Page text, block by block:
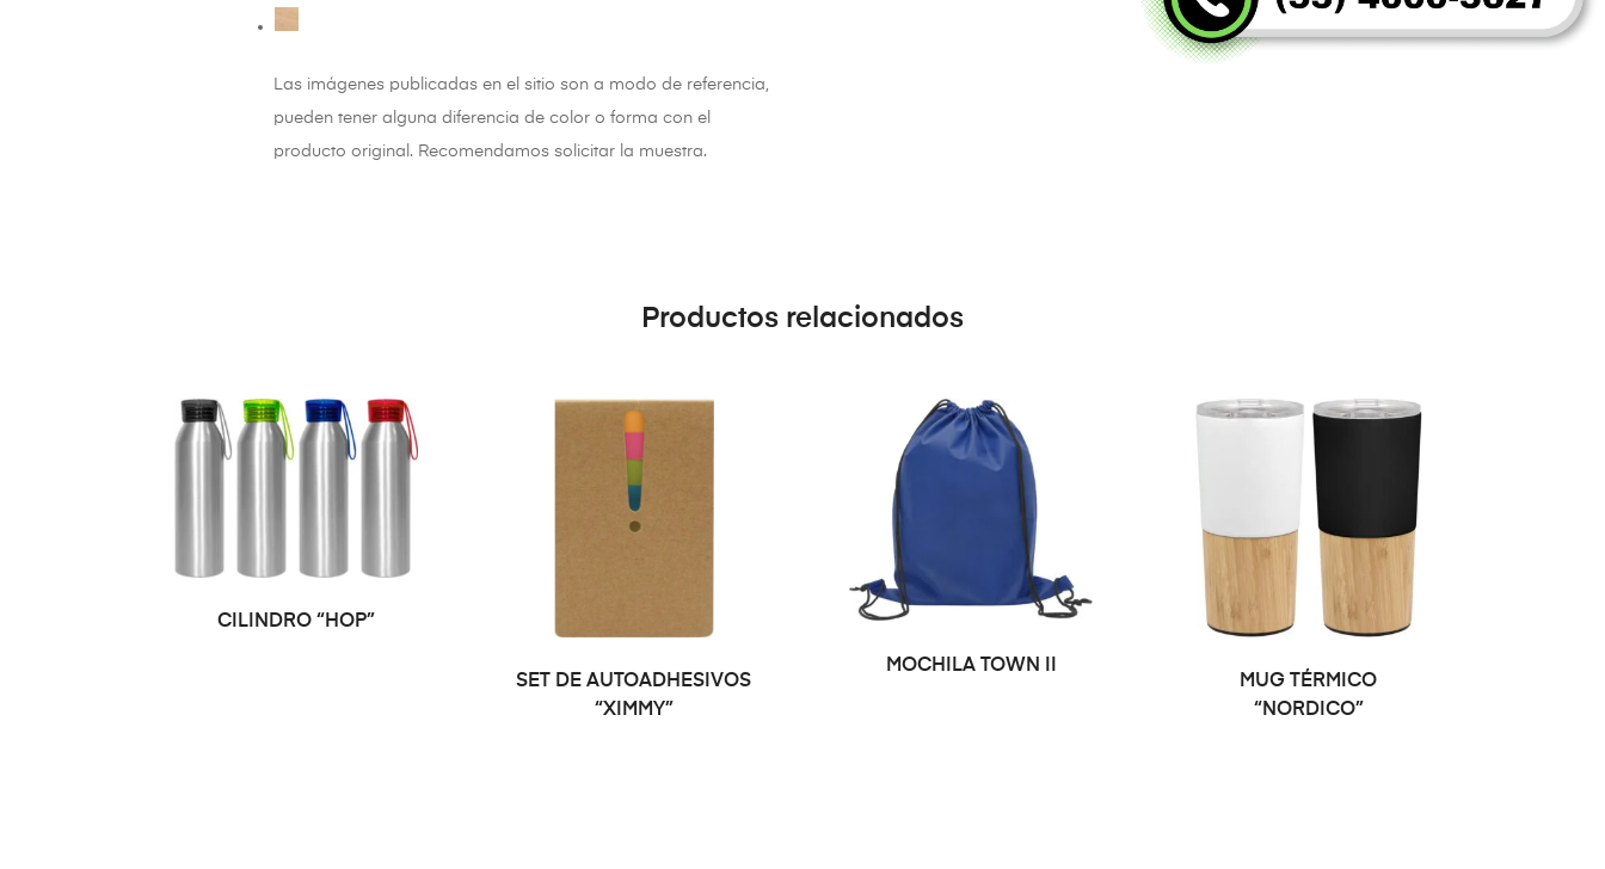
Las imágenes publicadas en el sitio son a modo de referencia,
pueden tener alguna diferencia de color o forma con el
producto original. Recomendamos solicitar la muestra.
Productos relacionados
SELECCIONAR OPCIONES
CILINDRO “HOP”
SET DE AUTOADHESIVOS
“XIMMY”
SELECCIONAR OPCIONES
MOCHILA TOWN II SELECCIONAR OPCIONES
MUG TÉRMICO
“NORDICO”